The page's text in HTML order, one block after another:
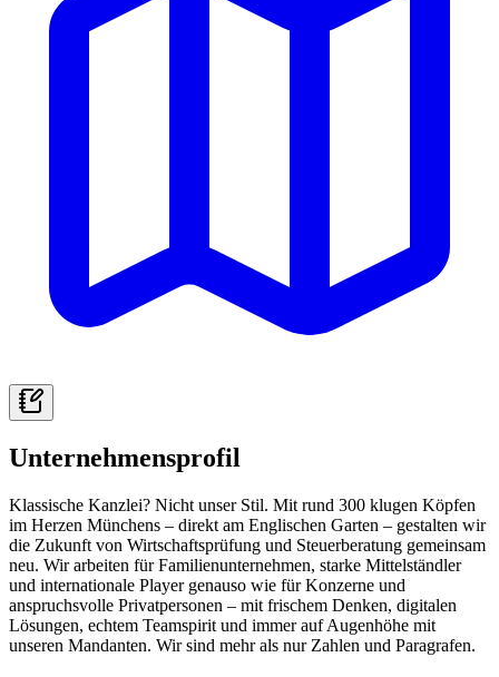
Unternehmensprofil
Klassische Kanzlei? Nicht unser Stil. Mit rund 300 klugen Köpfen
im Herzen Münchens – direkt am Englischen Garten – gestalten wir
die Zukunft von Wirtschaftsprüfung und Steuerberatung gemeinsam
neu. Wir arbeiten für Familienunternehmen, starke Mittelständler
und internationale Player genauso wie für Konzerne und
anspruchsvolle Privatpersonen – mit frischem Denken, digitalen
Lösungen, echtem Teamspirit und immer auf Augenhöhe mit
unseren Mandanten. Wir sind mehr als nur Zahlen und Paragrafen.